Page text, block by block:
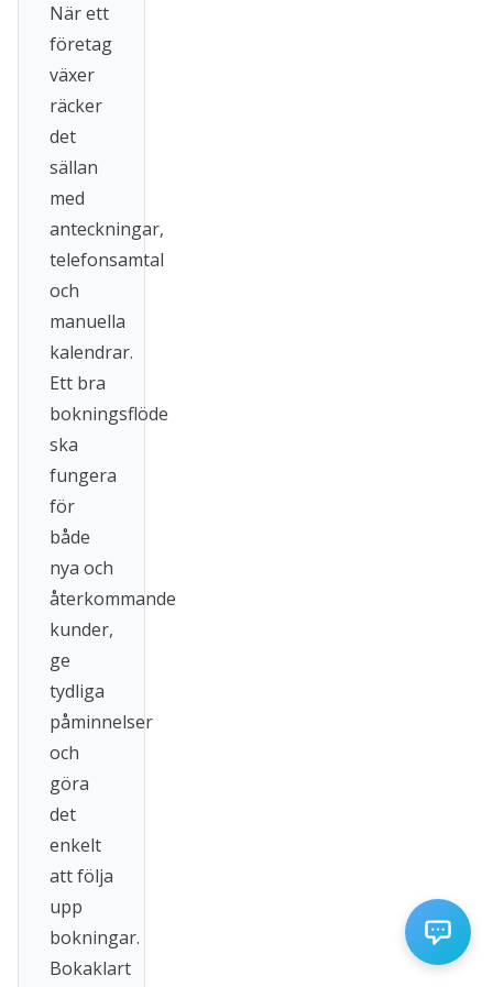
När ett
företag
växer
räcker
det
sällan
med
anteckningar,
telefonsamtal
och
manuella
kalendrar.
Ett bra
bokningsflöde
ska
fungera
för
både
nya och
återkommande
kunder,
ge
tydliga
påminnelser
och
göra
det
enkelt
att följa
upp
bokningar.
Bokaklart